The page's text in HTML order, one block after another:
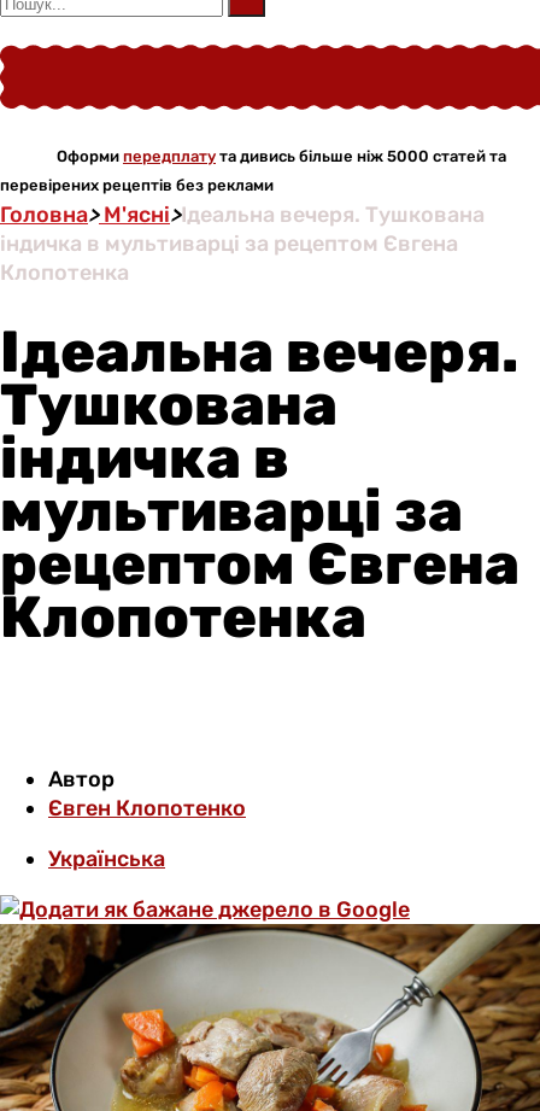
Оформи передплату та дивись більше ніж 5000 статей та
перевірених рецептів без реклами
Головна>М'ясні>Ідеальна вечеря. Тушкована
індичка в мультиварці за рецептом Євгена
Клопотенка
Ідеальна вечеря.
Тушкована
індичка в
мультиварці за
рецептом Євгена
Клопотенка
Автор
Євген Клопотенко
Українська